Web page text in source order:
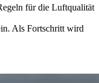
für die Luftqualität
Als Fortschritt wird